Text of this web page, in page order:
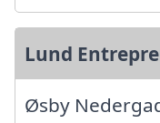
Lund
Øsby